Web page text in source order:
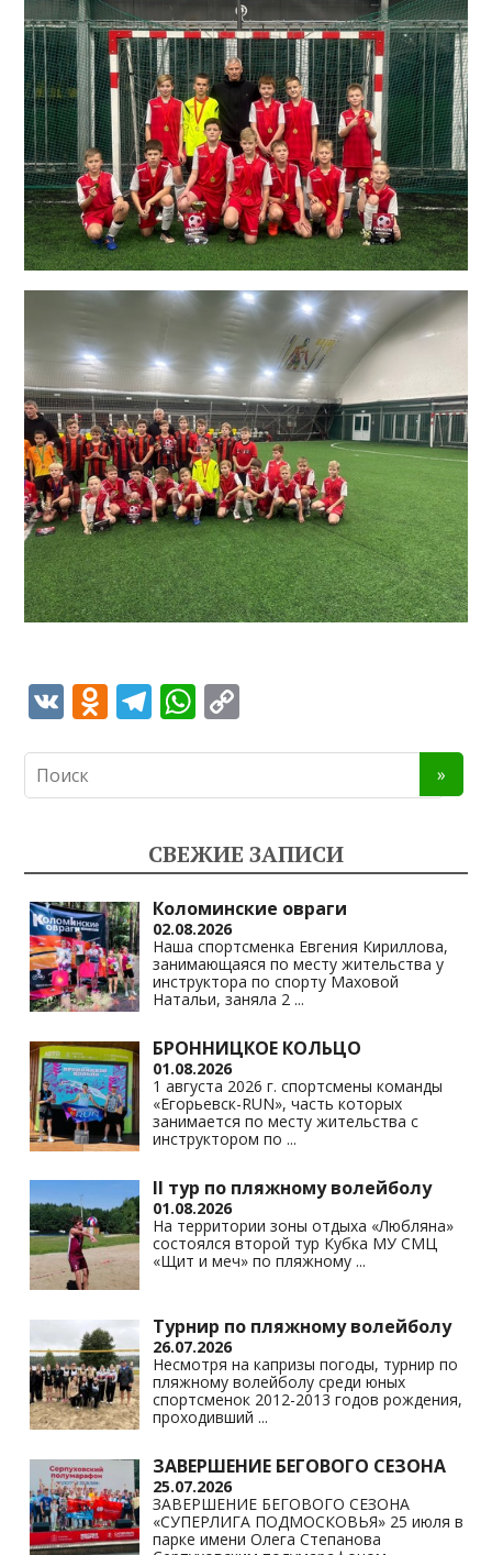
V O
o
as
s
ni
ki
T
gr
a
m
W
s
A
p
p
y
Li
n
k
СВЕЖИЕ ЗАПИСИ
Коломинские овраги
02.08.2026
Наша спортсменка Евгения Кириллова,
занимающаяся по месту жительства у
инструктора по спорту Маховой
Натальи, заняла 2 ...
БРОННИЦКОЕ КОЛЬЦО
01.08.2026
1 августа 2026 г. спортсмены команды
«Егорьевск-RUN», часть которых
занимается по месту жительства с
инструктором по ...
II тур по пляжному волейболу
01.08.2026
На территории зоны отдыха «Любляна»
состоялся второй тур Кубка МУ СМЦ
«Щит и меч» по пляжному ...
Турнир по пляжному волейболу
26.07.2026
Несмотря на капризы погоды, турнир по
пляжному волейболу среди юных
спортсменок 2012-2013 годов рождения,
проходивший ...
ЗАВЕРШЕНИЕ БЕГОВОГО СЕЗОНА
25.07.2026
ЗАВЕРШЕНИЕ БЕГОВОГО СЕЗОНА
«СУПЕРЛИГА ПОДМОСКОВЬЯ» 25 июля в
парке имени Олега Степанова